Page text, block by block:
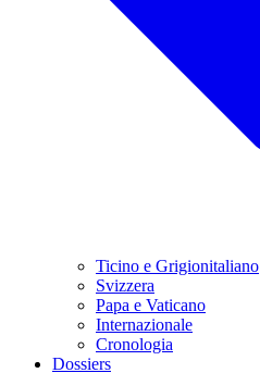
Ticino e Grigionitaliano
Svizzera
Papa e Vaticano
Internazionale
Cronologia
Dossiers